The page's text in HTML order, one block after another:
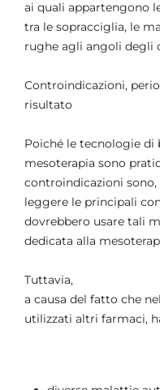
ai quali appartengono
tra le sopracciglia, le
rughe agli angoli degli
Controindicazioni,
risultato
Poiché le tecnologie di
mesoterapia sono
controindicazioni sono,
leggere le principali
dovrebbero usare tali
dedicata alla
Tuttavia,
a causa del fatto che
utilizzati altri farmaci,